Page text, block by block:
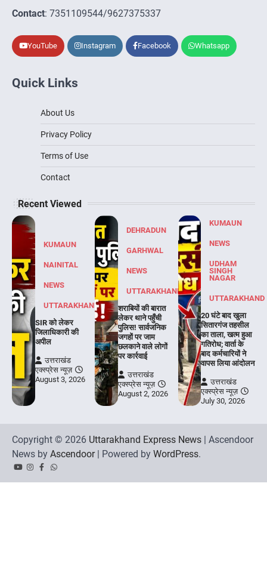
Contact: 7351109544/9627375337
YouTube Instagram Facebook Whatsapp
Quick Links
About Us
Privacy Policy
Terms of Use
Contact
Recent Viewed
KUMAUN
NAINITAL
NEWS
UTTARAKHAND
SIR को लेकर
जिलाधिकारी की
अपील
उत्तराखंड
एक्स्प्रेस न्यूज़
August 3, 2026
DEHRADUN
GARHWAL
NEWS
UTTARAKHAND
शराबियों की बारात
लेकर थाने पहुँची
पुलिस! सार्वजनिक
जगहों पर जाम
छलकाने वाले लोगों
पर कार्रवाई
उत्तराखंड
एक्स्प्रेस न्यूज़
August 2, 2026
KUMAUN
NEWS
UDHAM
SINGH
NAGAR
UTTARAKHAND
20 घंटे बाद खुला
सितारगंज तहसील
का ताला, खत्म हुआ
गतिरोध; वार्ता के
बाद कर्मचारियों ने
वापस लिया आंदोलन
उत्तराखंड
एक्स्प्रेस न्यूज़
July 30, 2026
Copyright © 2026 Uttarakhand Express News | Ascendoor
News by Ascendoor| Powered by WordPress.
YouTubeInstagram
Facebook
Whatsapp